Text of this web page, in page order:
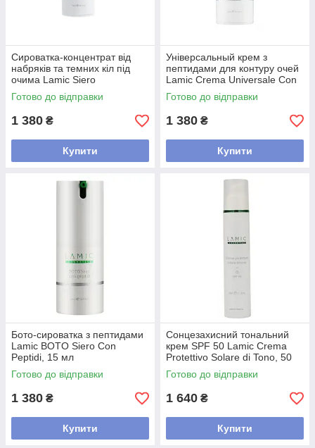
Сироватка-концентрат від
набряків та темних кіл під
очима Lamic Siero
Concentrato Contro Borse E
Occhia, 15 мл
Готово до відправки
1 380 ₴
Купити
Універсальный крем з
пептидами для контуру очей
Lamic Crema Universale Con
Peptidi, 15 мл
Готово до відправки
1 380 ₴
Купити
Бото-сироватка з пептидами
Lamic BOTO Siero Con
Peptidi, 15 мл
Готово до відправки
1 380 ₴
Купити
Сонцезахисний тональний
крем SPF 50 Lamic Crema
Protettivo Solare di Tono, 50
мл
Готово до відправки
1 640 ₴
Купити